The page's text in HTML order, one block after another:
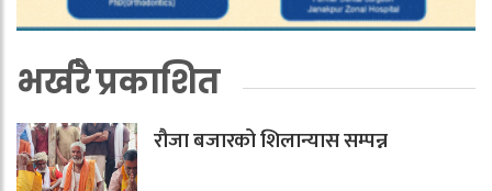
भर्खरै प्रकाशित
रौजा बजारको शिलान्यास सम्पन्न